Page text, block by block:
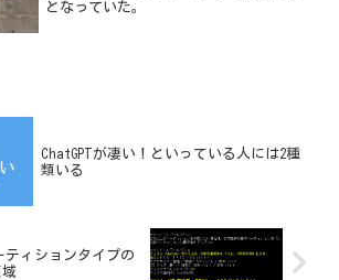
となっていた。
ChatGPTが凄い！といっている人には2種
類いる
ィションタイプの
域